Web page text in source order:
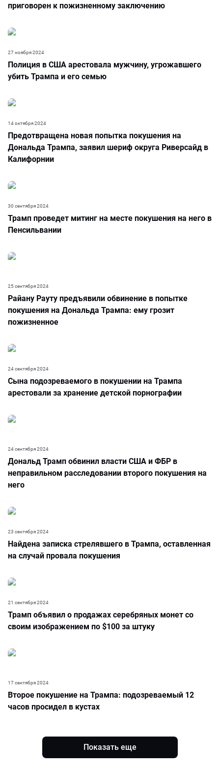
приговорен к пожизненному заключению
Полиция в США арестовала мужчину, угрожавшего
убить Трампа и его семью
27 ноября 2024
Предотвращена новая попытка покушения на
Дональда Трампа, заявил шериф округа Риверсайд в
Калифорнии
14 октября 2024
Трамп проведет митинг на месте покушения на него в
Пенсильвании
30 сентября 2024
Райану Рауту предъявили обвинение в попытке
покушения на Дональда Трампа: ему грозит
пожизненное
25 сентября 2024
Сына подозреваемого в покушении на Трампа
арестовали за хранение детской порнографии
24 сентября 2024
Дональд Трамп обвинил власти США и ФБР в
неправильном расследовании второго покушения на
него
24 сентября 2024
Найдена записка стрелявшего в Трампа, оставленная
на случай провала покушения
23 сентября 2024
Трамп объявил о продажах серебряных монет со
своим изображением по $100 за штуку
21 сентября 2024
Второе покушение на Трампа: подозреваемый 12
часов просидел в кустах
17 сентября 2024
Показать еще